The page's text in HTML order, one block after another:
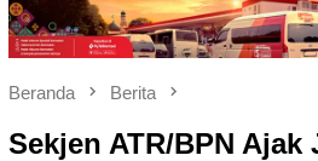
Beranda Berita
Sekjen ATR/BPN Ajak